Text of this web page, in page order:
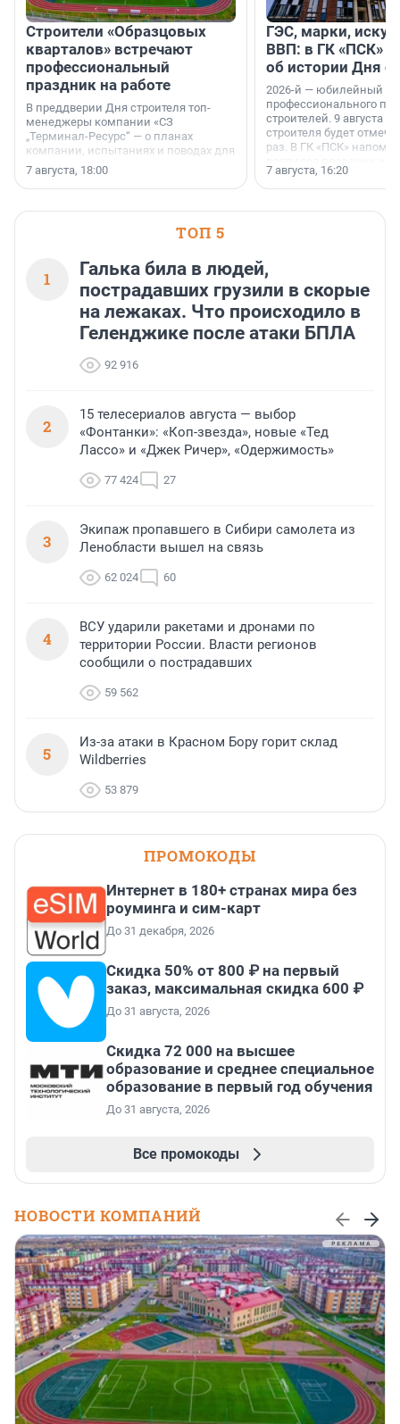
Строители «Образцовых
кварталов» встречают
профессиональный
праздник на работе
В преддверии Дня строителя топ-
менеджеры компании «СЗ
„Терминал-Ресурс“ — о планах
компании, испытаниях и поводах для
осторожного оптимизма.
7 августа, 18:00
ГЭС, марки,
ВВП: в ГК «ПСК»
об истории Дня
2026-й — юбилейный
профессионального
строителей. 9 августа
строителя будет
раз. В ГК «ПСК»
поменялась роль
7 августа, 16:20
ТОП 5
1
Галька била в людей,
пострадавших грузили в скорые
на лежаках. Что происходило в
Геленджике после атаки БПЛА
92 916
2
15 телесериалов августа — выбор
«Фонтанки»: «Коп-звезда», новые «Тед
Лассо» и «Джек Ричер», «Одержимость»
77 424 27
3
Экипаж пропавшего в Сибири самолета из
Ленобласти вышел на связь
62 024 60
4
ВСУ ударили ракетами и дронами по
территории России. Власти регионов
сообщили о пострадавших
59 562
5
Из-за атаки в Красном Бору горит склад
Wildberries
53 879
ПРОМОКОДЫ
Интернет в 180+ странах мира без
роуминга и сим-карт
До 31 декабря, 2026
Скидка 50% от 800 ₽ на первый
заказ, максимальная скидка 600 ₽
До 31 августа, 2026
Скидка 72 000 на высшее
образование и среднее специальное
образование в первый год обучения
До 31 августа, 2026
Все промокоды
НОВОСТИ КОМПАНИЙ